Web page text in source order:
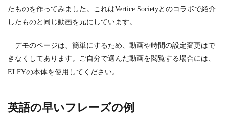
たものを作ってみました。これはVertice Societyとのコラボで紹介
したものと同じ動画を元にしています。
デモのページは、簡単にするため、動画や時間の設定変更はで
きなくしてあります。ご自分で選んだ動画を閲覧する場合には、
ELFYの本体を使用してください。
英語の早いフレーズの例